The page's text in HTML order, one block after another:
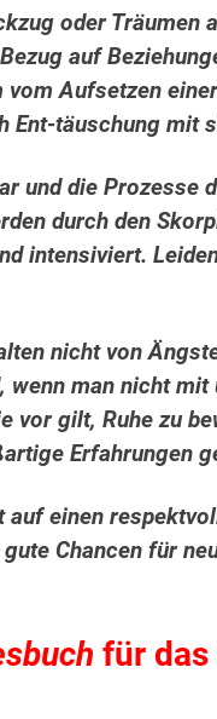
oder Träumen
auf
Aufsetzen
Ent-täuschung mit
und die Prozesse
durch den
intensiviert.
nicht von
wenn man nichtmit
gilt, Ruhe zu
Erfahrungen
einen
Chancen für
für das